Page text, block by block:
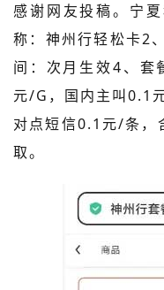
感谢网友投稿。 宁
称：神州行轻松卡2
间：次月生效4、套
元/G，国内主叫0.1
对点短信0.1元/条，
取。